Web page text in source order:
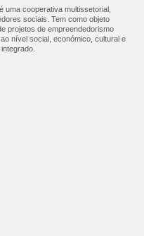
uma cooperativa multissetorial,
sociais. Tem como objeto
projetos de empreendedorismo
nível social, económico, cultural e